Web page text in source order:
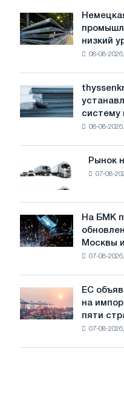
Немецкая
сталелитейная
промышленность
предупреждает:
воды
угрожает
низкий
08-08-
thyssenkrupp
Rasselstein
устанавливает
фотоэлектрическую
целей
обезуглероживания
систему
08-08-
Рынок
новых
грузовиков
в
июле
Рынок
07-08-
На
БМК
произвели
трамвайных
путей
Ярославля
На БМК
Москвы
07-08-
объявил
окончательные
ЕС
на
пяти
07-08-